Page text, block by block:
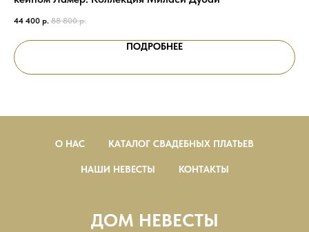
44 400 р. 88 800 р.
ПОДРОБНЕЕ
О НАС КАТАЛОГ СВАДЕБНЫХ ПЛАТЬЕВ
НАШИ НЕВЕСТЫ КОНТАКТЫ
ДОМ НЕВЕСТЫ